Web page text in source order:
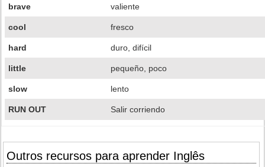
brave valiente
cool fresco
hard duro, difícil
little pequeño, poco
slow lento
RUN OUT Salir corriendo
Outros recursos para aprender Inglês